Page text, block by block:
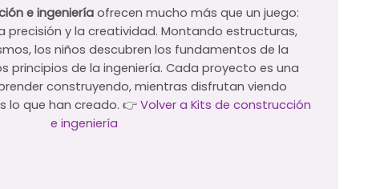
e ingeniería ofrecen mucho más que un juego:
precisión y la creatividad. Montando estructuras,
los niños descubren los fundamentos de la
principios de la ingeniería. Cada proyecto es una
construyendo, mientras disfrutan viendo
lo que han creado. 👉 Volver a Kits de construcción
e ingeniería